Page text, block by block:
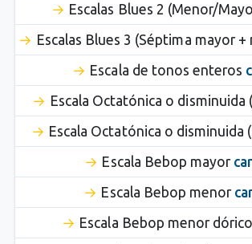
Escalas Blues 2 (Menor/
Escalas Blues 3 (Séptima mayor +
Escala de tonos enteros
Escala Octatónica o disminuida
Escala Octatónica o disminuida
Escala Bebop mayor
Escala Bebop menor
Escala Bebop menor dórico